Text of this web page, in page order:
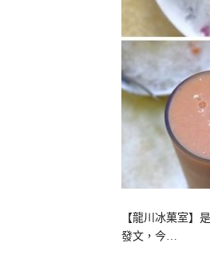
【龍川冰菓室】
發文，今…